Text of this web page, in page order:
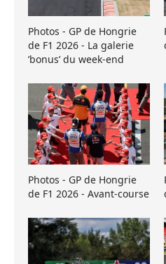
Photos - GP de Hongrie
de F1 2026 - La galerie
’bonus’ du week-end
Photos - GP de Hongrie
de F1 2026 - Avant-course